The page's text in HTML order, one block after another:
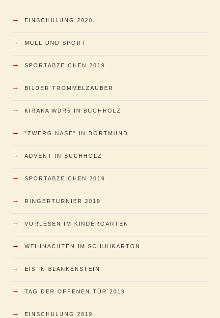
→ EINSCHULUNG 2020
→ MÜLL UND SPORT
→ SPORTABZEICHEN 2019
→ BILDER TROMMELZAUBER
→ KIRAKA WDR5 IN BUCHHOLZ
→ "ZWERG NASE" IN DORTMUND
→ ADVENT IN BUCHHOLZ
→ SPORTABZEICHEN 2019
→ RINGERTURNIER 2019
→ VORLESEN IM KINDERGARTEN
→ WEIHNACHTEN IM SCHUHKARTON
→ EIS IN BLANKENSTEIN
→ TAG DER OFFENEN TÜR 2019
→ EINSCHULUNG 2019